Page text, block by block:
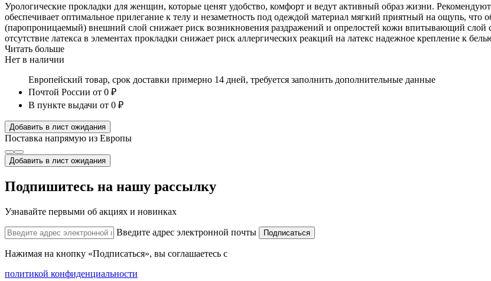
Урологические прокладки для женщин, которые ценят удобство, комфорт и ведут активный образ жизни.
обеспечивает оптимальное прилегание к телу и незаметность под одеждой материал мягкий приятный на ощупь,
(паропроницаемый) внешний слой снижает риск возникновения раздражений и опрелостей кожи впитывающий слой
отсутствие латекса в элементах прокладки снижает риск аллергических реакций на латекс надежное крепление к
Читать больше
Нет в наличии
Европейский товар, срок доставки примерно 14 дней, требуется заполнить дополнительные данные
Почтой России от 0 ₽
В пункте выдачи от 0 ₽
Добавить в лист ожидания
Поставка напрямую из Европы
Добавить в лист ожидания
Подпишитесь на нашу рассылку
Узнавайте первыми об акциях и новинках
Введите адрес электронной почты Подписаться
Нажимая на кнопку «Подписаться», вы соглашаетесь с
политикой конфиденциальности